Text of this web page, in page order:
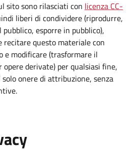
sito sono rilasciati con licenza CC-
liberi di condividere (riprodurre,
esporre in pubblico),
recitare questo materiale con
e modificare (trasformare il
derivate) per qualsiasi fine,
onere di attribuzione, senza